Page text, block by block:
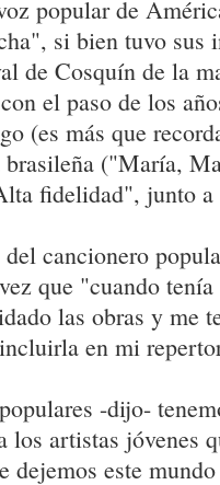
popular de
si bien tuvo sus
de Cosquín de la
el paso de los
(es más que
brasileña ("María,
fidelidad", junto
cancionero
que "cuando
las obras y me
en mi
-dijo-
los artistas jóvenes
dejemos este